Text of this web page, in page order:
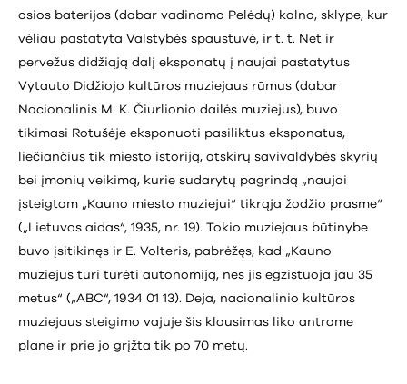
osios baterijos (dabar vadinamo Pelėdų) kalno, sklype, kur
vėliau pastatyta Valstybės spaustuvė, ir t. t. Net ir
pervežus didžiąją dalį eksponatų į naujai pastatytus
Vytauto Didžiojo kultūros muziejaus rūmus (dabar
Nacionalinis M. K. Čiurlionio dailės muziejus), buvo
tikimasi Rotušėje eksponuoti pasiliktus eksponatus,
liečiančius tik miesto istoriją, atskirų savivaldybės skyrių
bei įmonių veikimą, kurie sudarytų pagrindą „naujai
įsteigtam „Kauno miesto muziejui“ tikrąja žodžio prasme“
(„Lietuvos aidas“, 1935, nr. 19). Tokio muziejaus būtinybe
buvo įsitikinęs ir E. Volteris, pabrėžęs, kad „Kauno
muziejus turi turėti autonomiją, nes jis egzistuoja jau 35
metus“ („ABC“, 1934 01 13). Deja, nacionalinio kultūros
muziejaus steigimo vajuje šis klausimas liko antrame
plane ir prie jo grįžta tik po 70 metų.